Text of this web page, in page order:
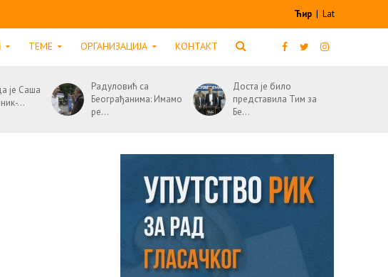
Ћир | Lat
ТЕМЕ ОРГАНИЗАЦИЈА КОНТАКТ
је Саша
...
Радуловић са
Београђанима: Имамо
ре...
Доста је било
представила Тим за
Бе...